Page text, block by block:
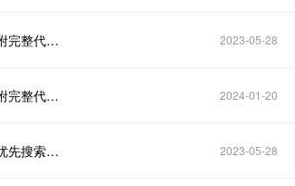
什么是贪心算法？详述贪心算法的原理？用C语言实现贪心算法。内附完整代码。 2023-05-28
什么是参数算法？详述参数算法的原理？用C语言实现参数算法。内附完整代码。 2024-01-20
什么是深度优先搜索？详述深度优先搜索的原理？用C语言实现深度优先搜索算法。内附完整代码。 2023-05-28